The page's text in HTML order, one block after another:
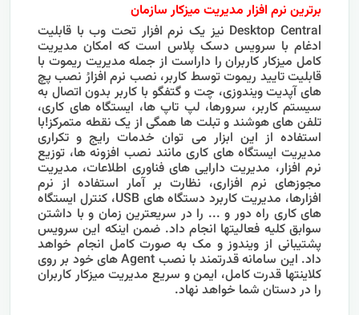
برترین نرم افزار مدیریت میزکار سازمان
Desktop Central نیز یک نرم افزار تحت وب با قابلیت
ادغام با سرویس دسک پلاس است که امکان مديريت
کامل میزکار کاربران را داراست از جمله مدیریت ریموت با
قابلیت تایید ریموت توسط کاربر، نصب نرم افزارُ نصب پچ
های آپدیت ویندوزی، چت و گتفگو با کاربر بدون اتصال به
سیستم کاربر، سرورها، لپ تاپ ها، ايستگاه های کاری،
تلفن های هوشند و تبلت ها همگی از يک نقطه متمرکز!با
استفاده از اين ابزار می توان خدمات رایج و تکراری
مديريت ايستگاه های کاری مانند نصب افزونه ها، توزيع
نرم افزار، مديريت دارايی های فناوری اطلاعات، مديريت
مجوزهای نرم افزاری، نظارت بر آمار استفاده از نرم
افزارها، مديريت کاربرد دستگاه های USB، کنترل ايستگاه
های کاری راه دور و ... را در سریعترین زمان و با داشتن
سوابق کلیه فعالیتها انجام داد. ضمن اینکه این سرویس
پشتيبانی از ويندوز و مک به صورت کامل انجام خواهد
داد. این سامانه قدرتمند با نصب Agent های خود بر روی
کلاینتها قدرت کامل، ایمن و سریع مدیریت میزکار کاربران
را در دستان شما خواهد نهاد.